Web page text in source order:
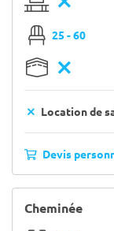
25 - 60
Location de
Devis
Cheminée